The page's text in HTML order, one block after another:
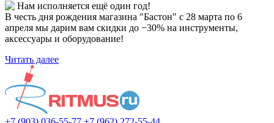
Нам исполняется ещё один год!
В честь дня рождения магазина "Бастон" с 28 марта по 6
апреля мы дарим вам скидки до −30% на инструменты,
аксессуары и оборудование!
Читать далее